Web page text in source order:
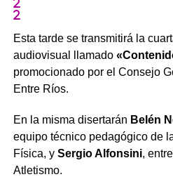
Esta tarde se transmitirá la
audiovisual llamado
promocionado por el Consejo
Entre Ríos.
En la misma disertarán Belén
equipo técnico pedagógico de
Física, y Sergio Alfonsini,
Atletismo.